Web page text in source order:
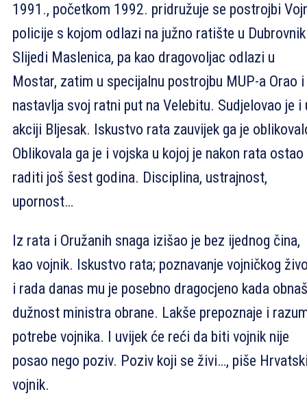
1991., početkom 1992. pridružuje se postrojbi
policije s kojom odlazi na južno ratište u
Slijedi Maslenica, pa kao dragovoljac odlazi u
Mostar, zatim u specijalnu postrojbu MUP-a Orao i
nastavlja svoj ratni put na Velebitu. Sudjelovao je i
akciji Bljesak. Iskustvo rata zauvijek ga je
Oblikovala ga je i vojska u kojoj je nakon rata ostao
raditi još šest godina. Disciplina, ustrajnost,
upornost…
Iz rata i Oružanih snaga izišao je bez ijednog čina,
kao vojnik. Iskustvo rata; poznavanje vojničkog
i rada danas mu je posebno dragocjeno kada
dužnost ministra obrane. Lakše prepoznaje i
potrebe vojnika. I uvijek će reći da biti vojnik nije
posao nego poziv. Poziv koji se živi…, piše
vojnik.